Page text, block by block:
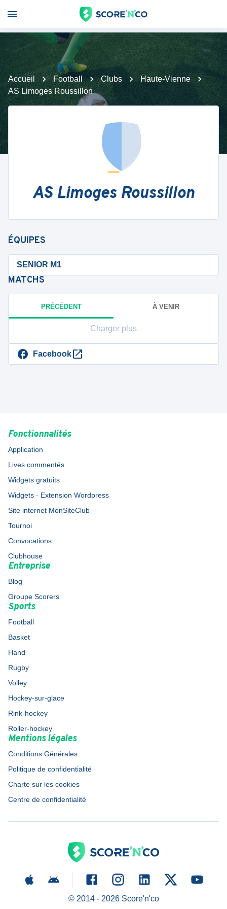
Accueil Football Clubs
Haute-Vienne
AS Limoges Roussillon
AS Limoges Roussillon
ÉQUIPES
SENIOR M1
MATCHS
PRÉCÉDENT À VENIR
Charger plus
Facebook
Fonctionnalités
Application
Lives commentés
Widgets gratuits
Widgets - Extension Wordpress
Site internet MonSiteClub
Tournoi
Convocations
Clubhouse
Entreprise
Blog
Groupe Scorers
Sports
Football
Basket
Hand
Rugby
Volley
Hockey-sur-glace
Rink-hockey
Roller-hockey
Mentions légales
Conditions Générales
Politique de confidentialité
Charte sur les cookies
Centre de confidentialité
© 2014 - 2026Score'n'co